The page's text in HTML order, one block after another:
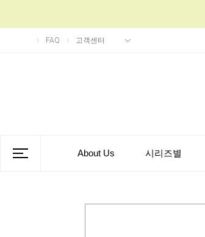
FAQ 고객센터
About Us 시리즈별